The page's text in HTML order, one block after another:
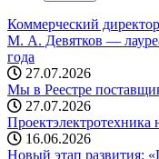
Коммерческий
М. А. Девятков —
года
27.07.2026
Мы в Реестре
27.07.2026
Проектэлектротехника
16.06.2026
Новый этап развития: